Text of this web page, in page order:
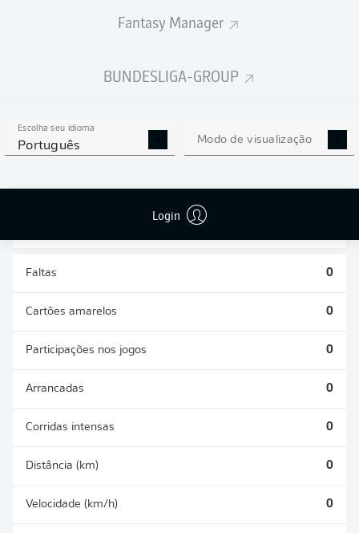
Fantasy Manager
BUNDESLIGA-GROUP
Escolha seu idioma
Português Modo de visualização
Login
ESTATÍSTICAS DA
TEMPORADA 2026/2027
Faltas 0
Cartões amarelos 0
Participações nos jogos 0
Arrancadas 0
Corridas intensas 0
Distância (km) 0
Velocidade (km/h) 0